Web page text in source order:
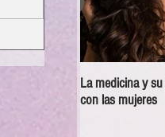
La medicina y
con las mujeres